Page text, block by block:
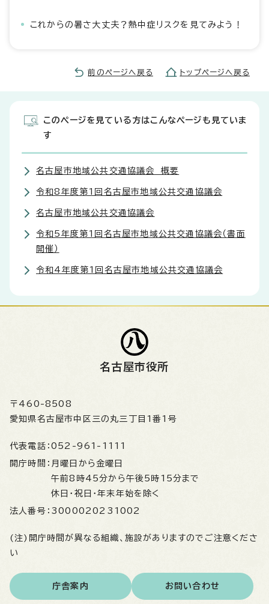
これからの暑さ大丈夫？熱中症リスクを見てみよう！
前のページへ戻る トップページへ戻る
このページを見ている方はこんなページも見ていま
す
名古屋市地域公共交通協議会 概要
令和8年度第1回名古屋市地域公共交通協議会
名古屋市地域公共交通協議会
令和5年度第1回名古屋市地域公共交通協議会（書面
開催）
令和4年度第1回名古屋市地域公共交通協議会
名古屋市役所
〒460-8508
愛知県名古屋市中区三の丸三丁目1番1号
代表電話： 052-961-1111
開庁時間： 月曜日から金曜日
午前8時45分から午後5時15分まで
休日・祝日・年末年始を除く
法人番号： 3000020231002
(注)開庁時間が異なる組織、施設がありますのでご注意くださ
い
庁舎案内 お問い合わせ